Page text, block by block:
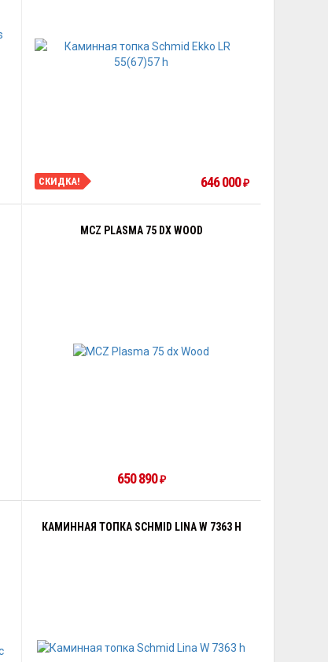
СКИДКА! 646 000₽
MCZ PLASMA 75 DX WOOD
650 890₽
КАМИННАЯ ТОПКА SCHMID LINA W 7363 H